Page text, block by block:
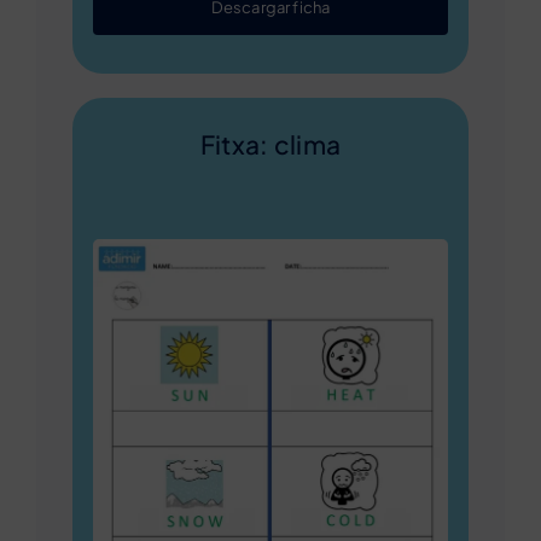
Descargar ficha
Fitxa: clima